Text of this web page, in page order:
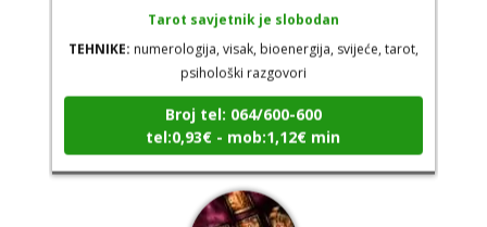
numerologija, visak, bioenergija, svijeće, tarot,
psihološki razgovori
Broj tel: 064/600-600
tel:0,93€ - mob:1,12€ min